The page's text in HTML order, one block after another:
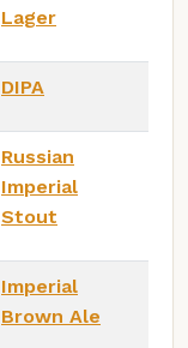
Lager
DIPA
Russian
Imperial
Stout
Imperial
Brown Ale